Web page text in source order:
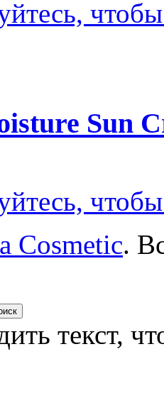
Sun
Cosmetic.
текст,